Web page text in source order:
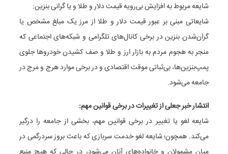
شایعه مربوط به افزایش بی‌رویه قیمت دلار و طلا و یا گرانی بنزین:
شایعاتی مبنی بر عبور قیمت دلار و طلا از مرز یک مبلغ مشخص یا
گران‌شدن بنزین در برخی کانال‌های تلگرامی و شبکه‌های اجتماعی که
منجر به هجوم مردم به بازار ارز و طلا و صف کشیدن خودروها جلوی
پمپ‌بنزین‌ها، بی‌ثباتی موقت اقتصادی و در برخی موارد هرج و مرج در
جامعه می‌شود.
انتشار خبر جعلی از تغییرات در برخی قوانین مهم:
شایعه لغو یا تغییر در برخی قوانین مهم، بخشی از جامعه را درگیر
می‌کند. همچون؛ شایعه لغو خدمت سربازی که باعث بروز سردرگمی در